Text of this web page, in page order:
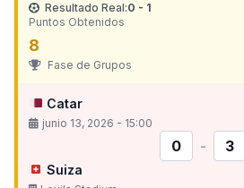
Resultado Real:0 - 1
Puntos Obtenidos
8
Fase de Grupos
Catar
junio 13, 2026 - 15:00
0 - 3
Suiza